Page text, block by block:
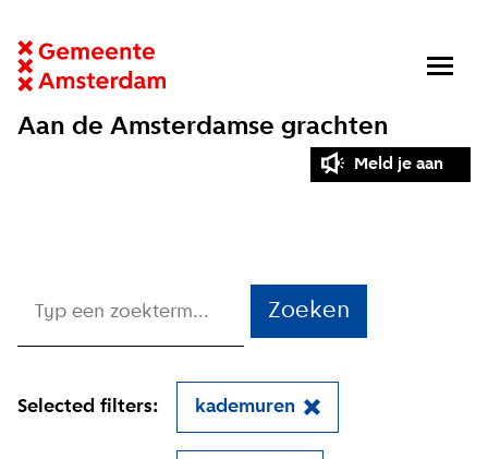
Aan de Amsterdamse grachten
Meld je aan
Zoeken
Selected filters: kademuren